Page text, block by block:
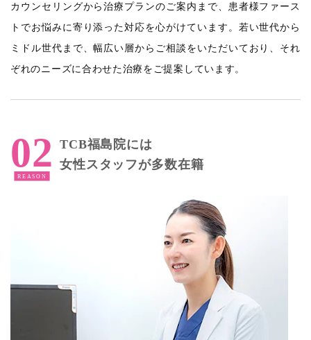
カウンセリングから治療プランのご案内まで、患者様ファース
トでお悩みに寄り添った対応を心がけています。若い世代から
ミドル世代まで、幅広い層からご相談をいただいており、それ
ぞれのニーズに合わせた治療をご提案しています。
TCB福島院には
女性スタッフが多数在籍